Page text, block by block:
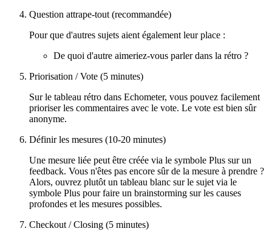
Question attrape-tout (recommandée)
Pour que d'autres sujets aient également leur place :
De quoi d'autre aimeriez-vous parler dans la rétro ?
Priorisation / Vote (5 minutes)
Sur le tableau rétro dans Echometer, vous pouvez facilement
prioriser les commentaires avec le vote. Le vote est bien sûr
anonyme.
Définir les mesures (10-20 minutes)
Une mesure liée peut être créée via le symbole Plus sur un
feedback. Vous n'êtes pas encore sûr de la mesure à prendre ?
Alors, ouvrez plutôt un tableau blanc sur le sujet via le
symbole Plus pour faire un brainstorming sur les causes
profondes et les mesures possibles.
Checkout / Closing (5 minutes)